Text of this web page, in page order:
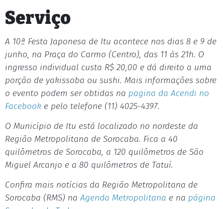
Serviço
A 10ª Festa Japonesa de Itu acontece nos dias 8 e 9 de
junho, na Praça do Carmo (Centro), das 11 às 21h. O
ingresso individual custa R$ 20,00 e dá direito a uma
porção de yakissoba ou sushi. Mais informações sobre
o evento podem ser obtidas na pagina da Acendi no
Facebook e pelo telefone (11) 4025-4397.
O Município de Itu está localizado no nordeste da
Região Metropolitana de Sorocaba. Fica a 40
quilômetros de Sorocaba, a 120 quilômetros de São
Miguel Arcanjo e a 80 quilômetros de Tatuí.
Confira mais notícias da Região Metropolitana de
Sorocaba (RMS) naAgenda Metropolitana e na página